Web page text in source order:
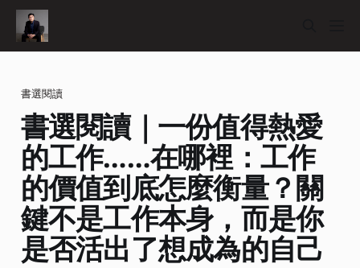
書選閱讀
書選閱讀｜一份值得熱愛
的工作……在哪裡：工作
的價值到底怎麼衡量？關
鍵不是工作本身，而是你
是否活出了想成為的自己